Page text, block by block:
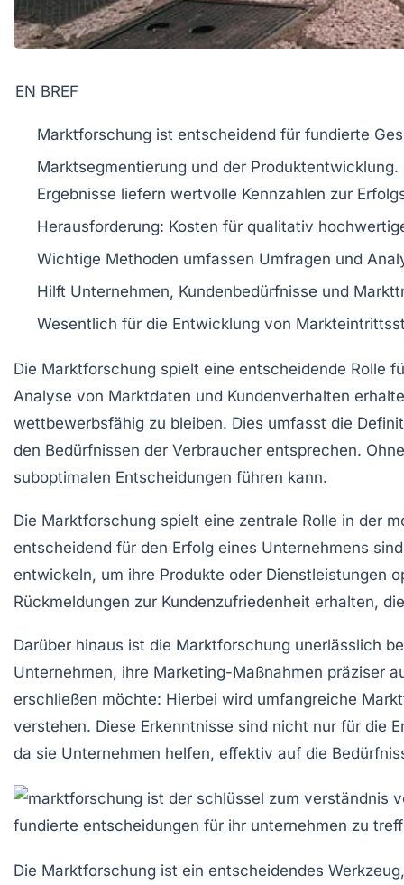
EN BREF
Marktforschung ist entscheidend für fundierte
Marktsegmentierung und der Produktentwicklung.
Ergebnisse liefern wertvolle Kennzahlen zur
Herausforderung: Kosten für qualitativ
Wichtige Methoden umfassen Umfragen und
Hilft Unternehmen, Kundenbedürfnisse und
Wesentlich für die Entwicklung von
Die Marktforschung spielt eine entscheidende Rolle
Analyse von Marktdaten und Kundenverhalten
wettbewerbsfähig zu bleiben. Dies umfasst die
den Bedürfnissen der Verbraucher entsprechen.
suboptimalen Entscheidungen führen kann.
Die Marktforschung spielt eine zentrale Rolle in der
entscheidend für den Erfolg eines Unternehmens
entwickeln, um ihre Produkte oder Dienstleistungen
Rückmeldungen zur Kundenzufriedenheit erhalten,
Darüber hinaus ist die Marktforschung unerlässlich
Unternehmen, ihre Marketing-Maßnahmen präziser
erschließen möchte: Hierbei wird umfangreiche
verstehen. Diese Erkenntnisse sind nicht nur für die
da sie Unternehmen helfen, effektiv auf die
Die Marktforschung ist ein entscheidendes